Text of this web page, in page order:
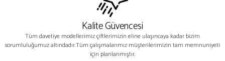
Kalite Güvencesi
Tüm davetiye modellerimiz çiftlerimizin eline ulaşıncaya kadar bizim
sorumluluğumuz altındadır.Tüm çalışmalarımız müşterilerimizin tam memnuniyeti
için planlanmıştır.